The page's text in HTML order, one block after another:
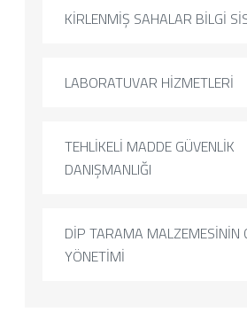
KİRLENMİŞ SAHALAR BİLGİ
LABORATUVAR HİZMETLERİ
TEHLİKELİ MADDE GÜVENLİK
DANIŞMANLIĞI
DİP TARAMA MALZEMESİNİN
YÖNETİMİ